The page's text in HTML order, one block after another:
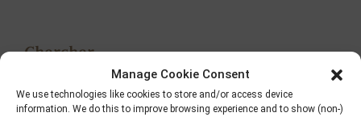
Manage Cookie Consent
We use technologies like cookies to store and/or access device
information. We do this to improve browsing experience and to show (non-)
Chercher